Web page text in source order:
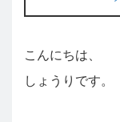
こんにちは、
しょうりです。